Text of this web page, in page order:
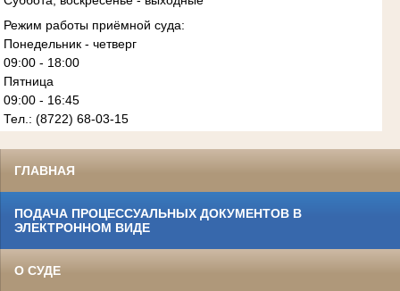
Режим работы приёмной суда:
Понедельник - четверг
09:00 - 18:00
Пятница
09:00 - 16:45
Тел.: (8722) 68-03-15
ГЛАВНАЯ
ПОДАЧА ПРОЦЕССУАЛЬНЫХ ДОКУМЕНТОВ В
ЭЛЕКТРОННОМ ВИДЕ
О СУДЕ